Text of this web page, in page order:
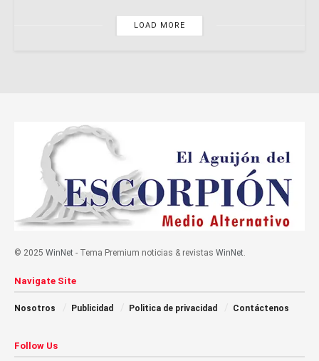
LOAD MORE
© 2025 WinNet - Tema Premium noticias & revistas WinNet.
Navigate Site
Nosotros Publicidad Politica de privacidad Contáctenos
Follow Us